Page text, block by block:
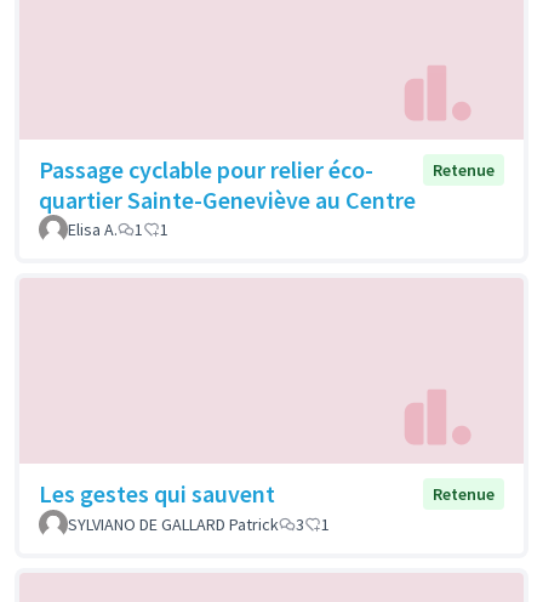
Passage cyclable pour relier éco-
quartier Sainte-Geneviève au Centre
Retenue
Elisa A. 1 1
Les gestes qui sauvent
Retenue
SYLVIANO DE GALLARD Patrick
3 1